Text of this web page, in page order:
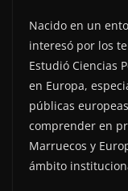
Nacido en un
interesó por los
Estudió Ciencias
en Europa,
públicas
comprender en
Marruecos y
ámbito